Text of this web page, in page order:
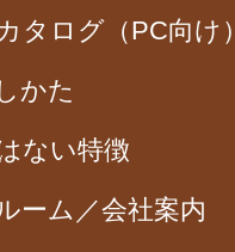
タログ（PC向け）
かた
ない特徴
ーム／会社案内